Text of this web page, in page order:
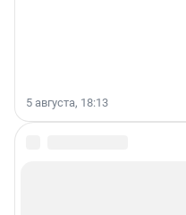
5 августа, 18:13